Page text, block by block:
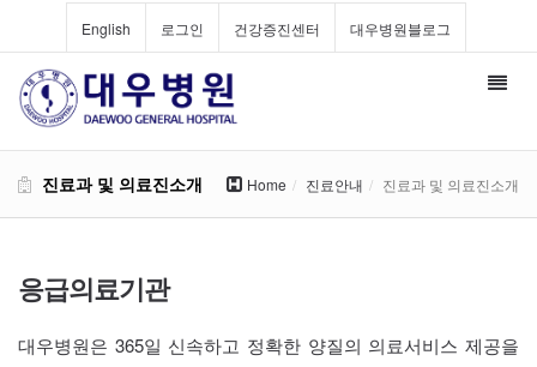
English 로그인 건강증진센터 대우병원블로그
진료과 및 의료진소개 Home 진료안내 진료과 및 의료진소개
응급의료기관
대우병원은 365일 신속하고 정확한 양질의 의료서비스 제공을